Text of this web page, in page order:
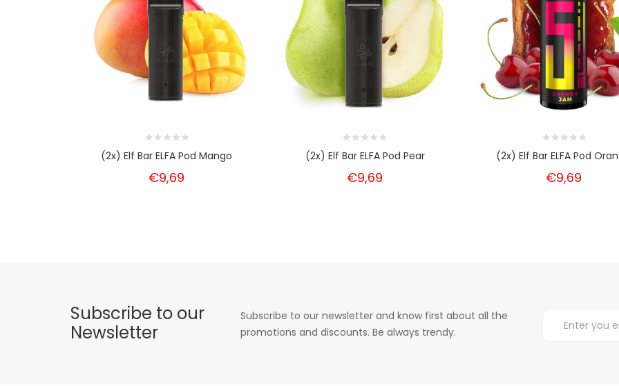
(2x) Elf Bar ELFA Pod Mango
€9,69
(2x) Elf Bar ELFA Pod Pear
€9,69
(2x) Elf Bar ELFA Pod
€9,69
Subscribe to our
Newsletter
Subscribe to our newsletter and know first about all the
promotions and discounts. Be always trendy.